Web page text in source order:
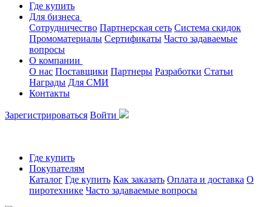
Где купить
Для бизнеса
Сотрудничество Партнерская сеть Система скидок
Промоматериалы Сертификаты Часто задаваемые
вопросы
О компании
О нас Поставщики Партнеры Разработки Статьи
Награды Для СМИ
Контакты
Зарегистрироваться Войти
Где купить
Покупателям
Каталог Где купить Как заказать Оплата и доставка О
пиротехнике Часто задаваемые вопросы